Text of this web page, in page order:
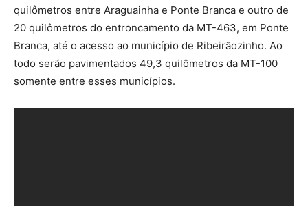
quilômetros entre Araguainha e Ponte Branca e outro de
20 quilômetros do entroncamento da MT-463, em Ponte
Branca, até o acesso ao município de Ribeirãozinho. Ao
todo serão pavimentados 49,3 quilômetros da MT-100
somente entre esses municípios.